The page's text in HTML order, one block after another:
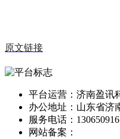
原文链接
平台运营：济南盈讯
办公地址：山东省济
服务电话：
网站备案：